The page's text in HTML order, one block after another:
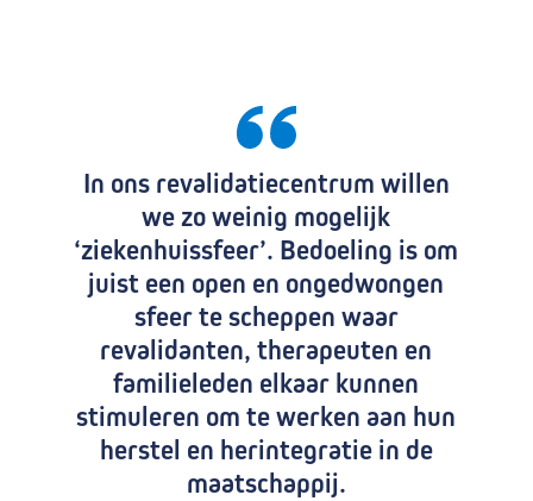
In ons revalidatiecentrum willen
we zo weinig mogelijk
‘ziekenhuissfeer’. Bedoeling is om
juist een open en ongedwongen
sfeer te scheppen waar
revalidanten, therapeuten en
familieleden elkaar kunnen
stimuleren om te werken aan hun
herstel en herintegratie in de
maatschappij.